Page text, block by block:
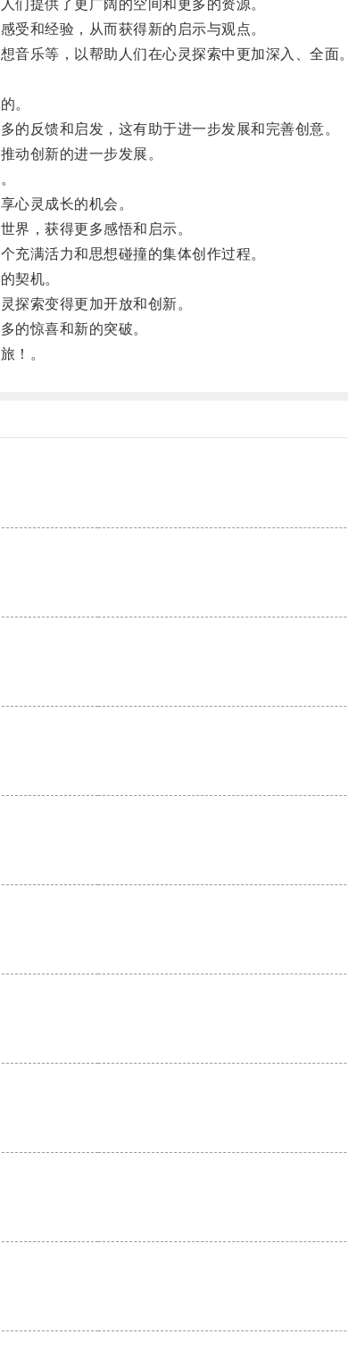
提供了更广阔的空间和更多的资源。
和经验，从而获得新的启示与观点。
乐等，以帮助人们在心灵探索中更加深入、全面。
。
反馈和启发，这有助于进一步发展和完善创意。
创新的进一步发展。
灵成长的机会。
，获得更多感悟和启示。
满活力和思想碰撞的集体创作过程。
契机。
索变得更加开放和创新。
惊喜和新的突破。
！。